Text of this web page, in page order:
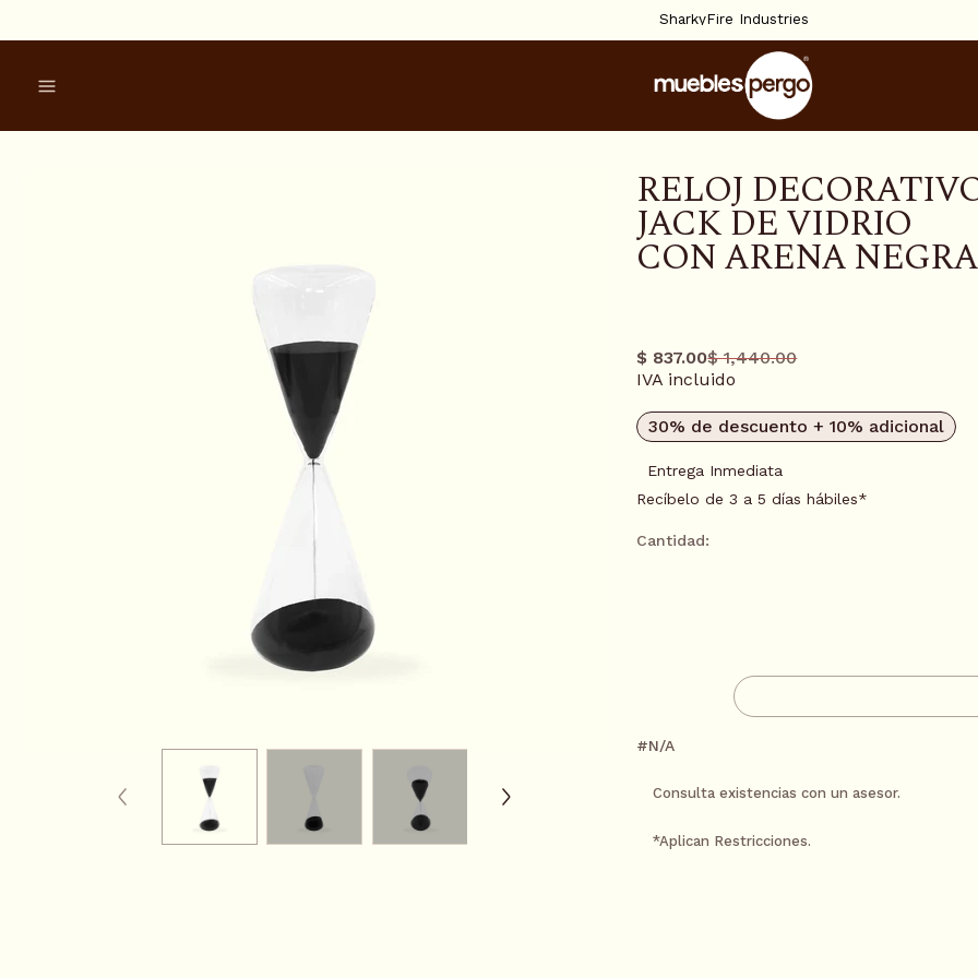
SharkyFire Industries
RELOJ
JACK DE VIDRIO
CON ARENA NEGRA
Precio
$ 1,440.00
$ 837.00
Precio
IVA incluido
30% de descuento + 10% adicional
Entrega Inmediata
Recíbelo de 3 a 5 días hábiles*
Cantidad:
#N/A
Consulta existencias con un asesor.
*Aplican Restricciones.